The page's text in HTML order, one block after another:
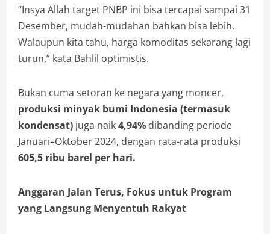
“Insya Allah target PNBP ini bisa tercapai sampai 31
Desember, mudah-mudahan bahkan bisa lebih.
Walaupun kita tahu, harga komoditas sekarang lagi
turun,” kata Bahlil optimistis.
Bukan cuma setoran ke negara yang moncer,
produksi minyak bumi Indonesia (termasuk
kondensat) juga naik4,94% dibanding periode
Januari–Oktober 2024, dengan rata-rata produksi
605,5 ribu barel per hari.
Anggaran Jalan Terus, Fokus untuk Program
yang Langsung Menyentuh Rakyat